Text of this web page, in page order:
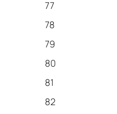
77
78
79
80
81
82